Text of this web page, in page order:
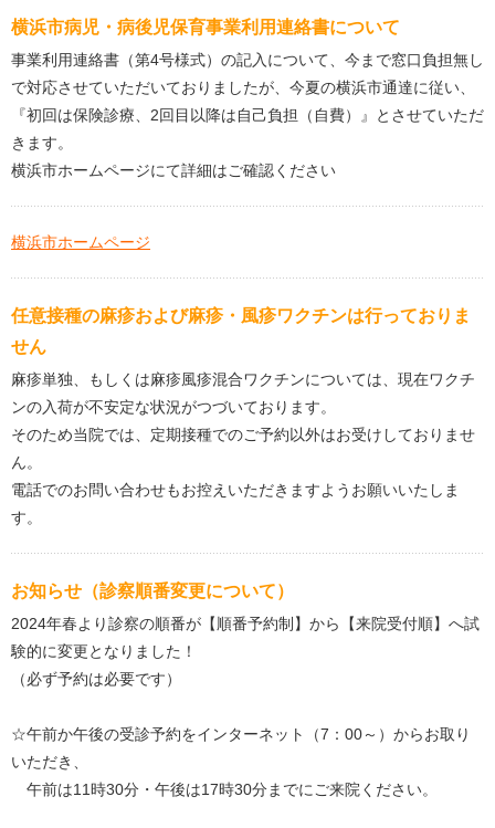
横浜市病児・病後児保育事業利用連絡書について
事業利用連絡書（第4号様式）の記入について、今まで窓口負担無し
で対応させていただいておりましたが、今夏の横浜市通達に従い、
『初回は保険診療、2回目以降は自己負担（自費）』とさせていただ
きます。
横浜市ホームページにて詳細はご確認ください
横浜市ホームページ
任意接種の麻疹および麻疹・風疹ワクチンは行っておりま
せん
麻疹単独、もしくは麻疹風疹混合ワクチンについては、現在ワクチ
ンの入荷が不安定な状況がつづいております。
そのため当院では、定期接種でのご予約以外はお受けしておりませ
ん。
電話でのお問い合わせもお控えいただきますようお願いいたしま
す。
お知らせ（診察順番変更について）
2024年春より診察の順番が【順番予約制】から【来院受付順】へ試
験的に変更となりました！
（必ず予約は必要です）
☆午前か午後の受診予約をインターネット（7：00～）からお取り
いただき、
午前は11時30分・午後は17時30分までにご来院ください。